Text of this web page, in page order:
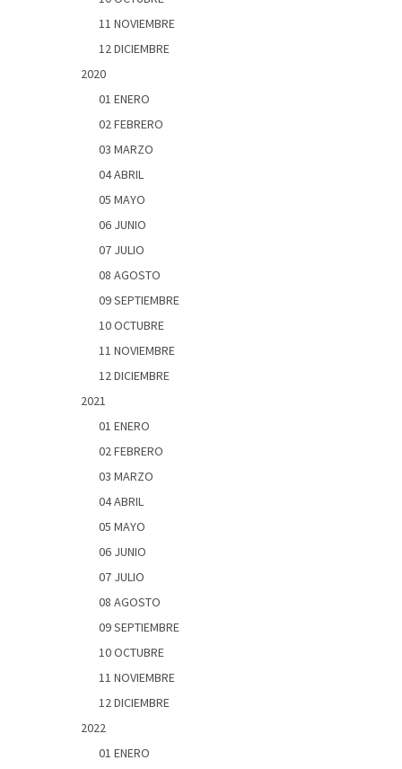
11 NOVIEMBRE
12 DICIEMBRE
2020
01 ENERO
02 FEBRERO
03 MARZO
04 ABRIL
05 MAYO
06 JUNIO
07 JULIO
08 AGOSTO
09 SEPTIEMBRE
10 OCTUBRE
11 NOVIEMBRE
12 DICIEMBRE
2021
01 ENERO
02 FEBRERO
03 MARZO
04 ABRIL
05 MAYO
06 JUNIO
07 JULIO
08 AGOSTO
09 SEPTIEMBRE
10 OCTUBRE
11 NOVIEMBRE
12 DICIEMBRE
2022
01 ENERO